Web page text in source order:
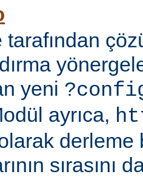
tarafından
yeni
ayrıca,
derleme
sırasını